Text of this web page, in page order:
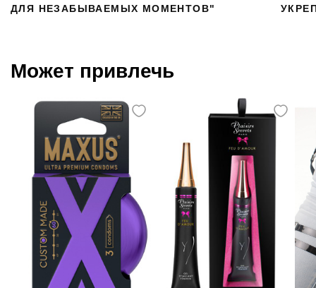
ДЛЯ НЕЗАБЫВАЕМЫХ МОМЕНТОВ"
Может привлечь